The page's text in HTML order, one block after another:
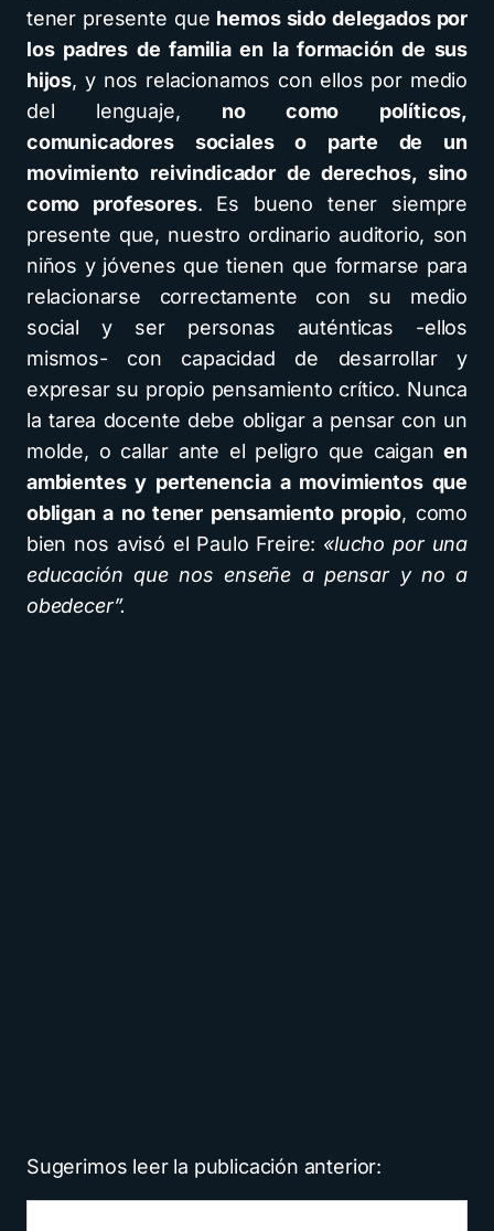
tener presente que hemos sido delegados por
los padres de familia en la formación de sus
hijos, y nos relacionamos con ellos por medio
del lenguaje, no como políticos,
comunicadores sociales o parte de un
movimiento reivindicador de derechos, sino
como profesores. Es bueno tener siempre
presente que, nuestro ordinario auditorio, son
niños y jóvenes que tienen que formarse para
relacionarse correctamente con su medio
social y ser personas auténticas -ellos
mismos- con capacidad de desarrollar y
expresar su propio pensamiento crítico. Nunca
la tarea docente debe obligar a pensar con un
molde, o callar ante el peligro que caiganen
ambientes y pertenencia a movimientos que
obligan a no tener pensamiento propio, como
bien nos avisó el Paulo Freire: «lucho por una
educación que nos enseñe a pensar y no a
obedecer”.
Sugerimos leer la publicación anterior: